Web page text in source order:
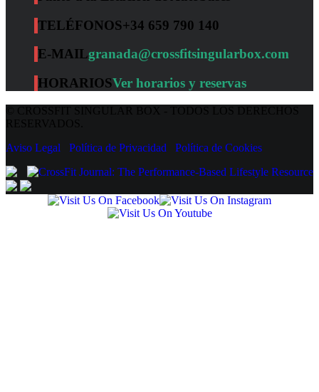
TELÉFONOS+34 659 790 140
E-MAILgranada@crossfitsingularbox.com
HORARIOSVer horarios y reservas
Aviso Legal
Política de Privacidad Política de Cookies